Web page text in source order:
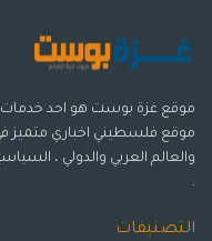
موقع فلسطيني اخباري متميز
والعالم العربي والدولي ،
.
التصنيفات